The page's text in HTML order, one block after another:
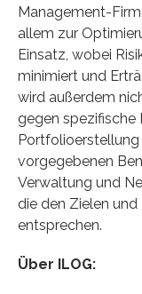
Management-
allem zur
Einsatz, wobei
minimiert und
wird außerdem
gegen spezifische
vorgegebenen
Verwaltung und
die den Zielen
entsprechen.
Über ILOG: